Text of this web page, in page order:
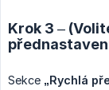
Krok 3 –
Sekce „Rychlá